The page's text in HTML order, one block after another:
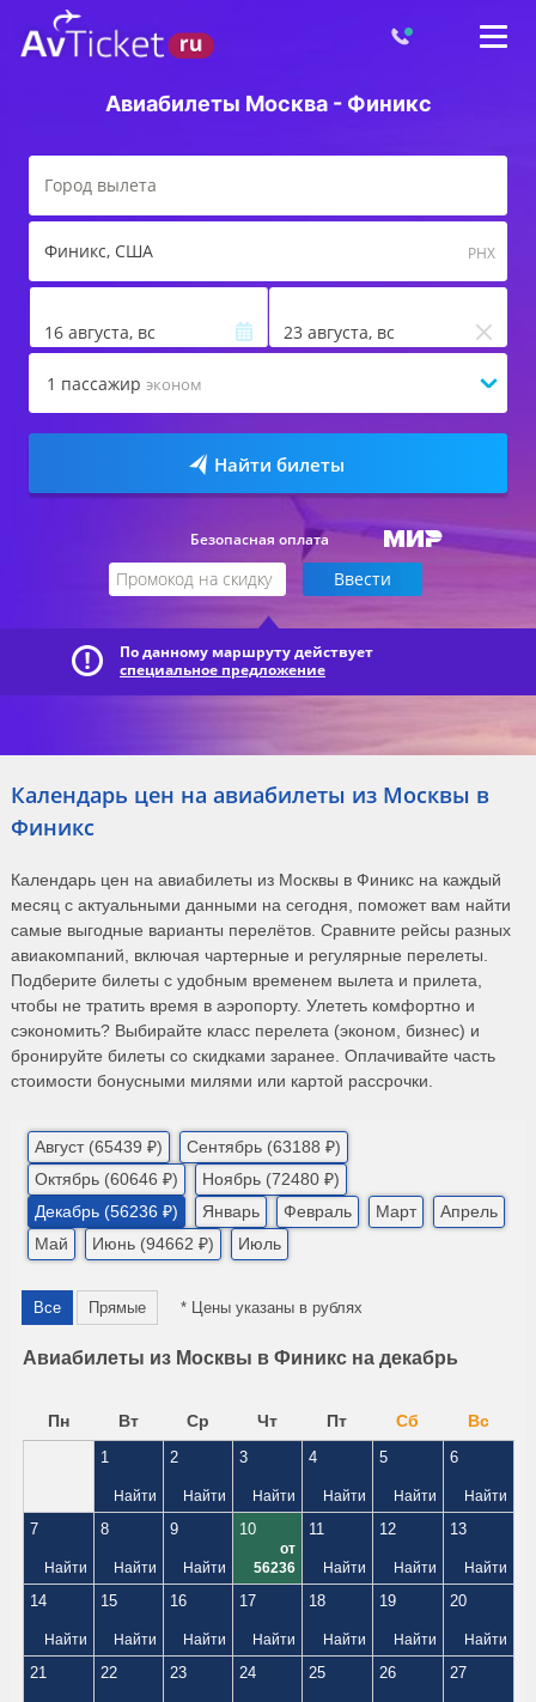
Авиабилеты Москва - Финикс
Финикс, США PHX
16 августа, вс 23 августа, вс
1 пассажир эконом
Найти билеты
Безопасная оплата
По данному маршруту действует
специальное предложение
Календарь цен на авиабилеты из Москвы в
Финикс
Календарь цен на авиабилеты из Москвы в Финикс на каждый
месяц с актуальными данными на сегодня, поможет вам найти
самые выгодные варианты перелётов. Сравните рейсы разных
авиакомпаний, включая чартерные и регулярные перелеты.
Подберите билеты с удобным временем вылета и прилета,
чтобы не тратить время в аэропорту. Улететь комфортно и
сэкономить? Выбирайте класс перелета (эконом, бизнес) и
бронируйте билеты со скидками заранее. Оплачивайте часть
стоимости бонусными милями или картой рассрочки.
Август (65439 ₽)
Сентябрь (63188 ₽)
Октябрь (60646 ₽)
Ноябрь (72480 ₽)
Декабрь (56236 ₽)
Январь Февраль Март
Апрель
Май
Июнь (94662 ₽) Июль
Все Прямые * Цены указаны в рублях
Авиабилеты из Москвы в Финикс на декабрь
Пн Вт Ср Чт Пт Сб Вс
1
Найти
2
Найти
3
Найти
4
Найти
5
Найти
6
Найти
7
Найти
8
Найти
9
Найти
10
от
56236
11
Найти
12
Найти
13
Найти
14
Найти
15
Найти
16
Найти
17
Найти
18
Найти
19
Найти
20
Найти
21 22 23 24 25 26 27